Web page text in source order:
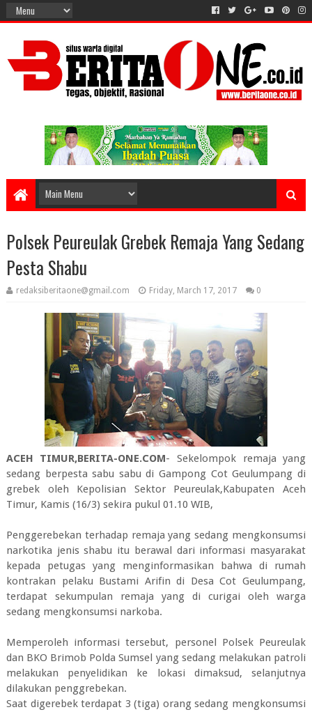
Polsek Peureulak Grebek Remaja Yang Sedang
Pesta Shabu
redaksiberitaone@gmail.com Friday, March 17, 2017 0
ACEH TIMUR,BERITA-ONE.COM- Sekelompok remaja yang
sedang berpesta sabu sabu di Gampong Cot Geulumpang di
grebek oleh Kepolisian Sektor Peureulak,Kabupaten Aceh
Timur, Kamis (16/3) sekira pukul 01.10 WIB,
Penggerebekan terhadap remaja yang sedang mengkonsumsi
narkotika jenis shabu itu berawal dari informasi masyarakat
kepada petugas yang menginformasikan bahwa di rumah
kontrakan pelaku Bustami Arifin di Desa Cot Geulumpang,
terdapat sekumpulan remaja yang di curigai oleh warga
sedang mengkonsumsi narkoba.
Memperoleh informasi tersebut, personel Polsek Peureulak
dan BKO Brimob Polda Sumsel yang sedang melakukan patroli
melakukan penyelidikan ke lokasi dimaksud, selanjutnya
dilakukan penggrebekan.
Saat digerebek terdapat 3 (tiga) orang sedang mengkonsumsi